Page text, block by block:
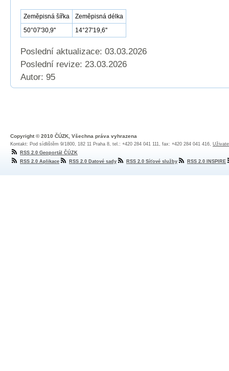
Zeměpisná šířka
Zeměpisná délka
50°07'30,9''
14°27'19,6''
Poslední aktualizace: 03.03.2026
Poslední revize: 23.03.2026
Autor: 95
Copyright © 2010 ČÚZK, Všechna práva vyhrazena
Kontakt: Pod sídlištěm 9/1800, 182 11 Praha 8, tel.: +420 284 041 111, fax: +420 284 041 416,
RSS 2.0 Geoportál ČÚZK
RSS 2.0 Aplikace
RSS 2.0 Datové sady RSS 2.0 Síťové služby RSS 2.0 INSPIRE